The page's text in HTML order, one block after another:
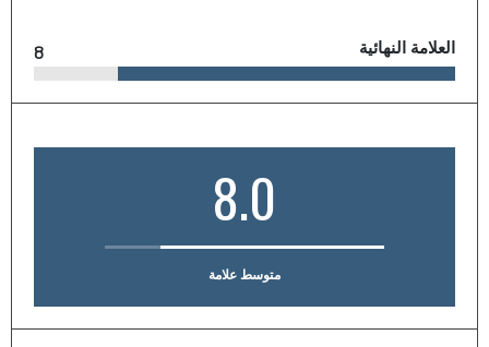
العلامة النهائية 8
8.0
متوسط علامة